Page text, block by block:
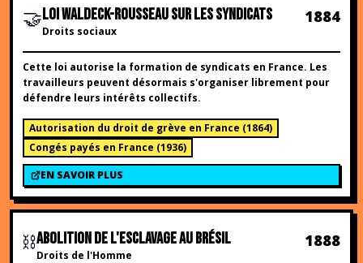
🤝LOI WALDECK-ROUSSEAU SUR LES SYNDICATS
Droits sociaux
1884
Cette loi autorise la formation de syndicats en France. Les
travailleurs peuvent désormais s'organiser librement pour
défendre leurs intérêts collectifs.
Autorisation du droit de grève en France (1864)
Congés payés en France (1936)
EN SAVOIR PLUS
⛓️ABOLITION DE L'ESCLAVAGE AU BRÉSIL
Droits de l'Homme
1888